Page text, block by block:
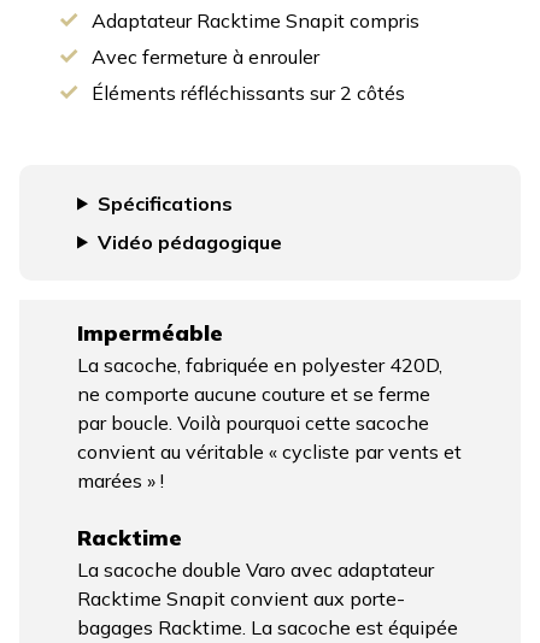
Adaptateur Racktime Snapit compris
Avec fermeture à enrouler
Éléments réfléchissants sur 2 côtés
Spécifications
Vidéo pédagogique
Imperméable
La sacoche, fabriquée en polyester 420D,
ne comporte aucune couture et se ferme
par boucle. Voilà pourquoi cette sacoche
convient au véritable « cycliste par vents et
marées » !
Racktime
La sacoche double Varo avec adaptateur
Racktime Snapit convient aux porte-
bagages Racktime. La sacoche est équipée